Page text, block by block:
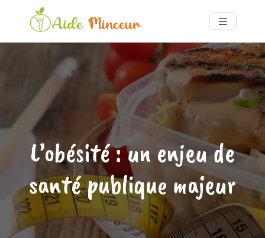
L’obésité : un enjeu de
santé publique majeur